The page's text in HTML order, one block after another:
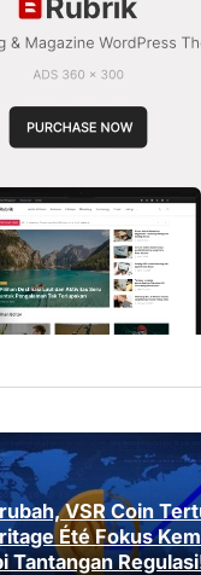
VSR Coin
Été Fokus
Tantangan